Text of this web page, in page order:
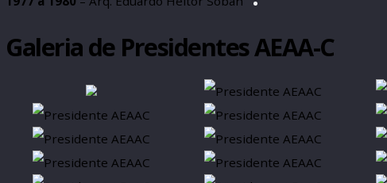
SEDE SOCIAL
1982 a 1984 – Eng. Civil José Ricardo Antunha Lopes Gaspar
– Arq. Eduardo Heitor Soban
Galeria de Presidentes AEAA-C